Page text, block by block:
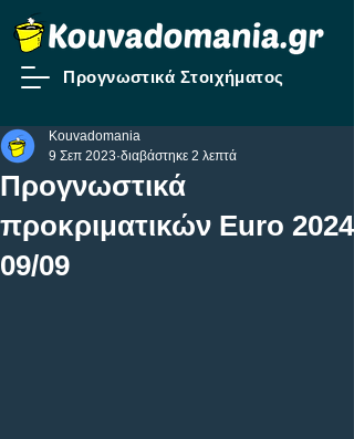
Προγνωστικά Στοιχήματος
Προγνωστικά
προκριματικών Euro 2024
09/09
Kouvadomania
9 Σεπ 2023 διαβάστηκε 2 λεπτά